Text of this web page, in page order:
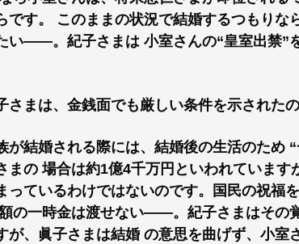
です。 このままの状況で結婚するつもりな
い――。紀子さまは 小室さんの“皇室出禁”
さまは、金銭面でも厳しい条件を示されたの
が結婚される際には、結婚後の生活のため
まの 場合は約1億4千万円といわれています
っているわけではないのです。国民の祝福
の一時金は渡せない――。紀子さまはその
が、眞子さまは結婚 の意思を曲げず、小室